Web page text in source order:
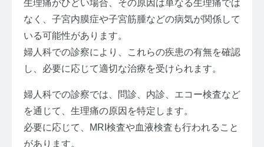
生理痛がひどい場合、その原因は単なる生理痛では
なく、子宮内膜症や子宮筋腫などの病気が関係して
いる可能性があります。
婦人科での診察により、これらの疾患の有無を確認
し、必要に応じて適切な治療を受けられます。
婦人科での診察では、問診、内診、エコー検査など
を通じて、生理痛の原因を特定します。
必要に応じて、MRI検査や血液検査も行われること
があります。